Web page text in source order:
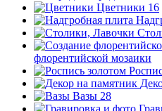
Цветники 16
флорентийской мозаики
Вазы 28